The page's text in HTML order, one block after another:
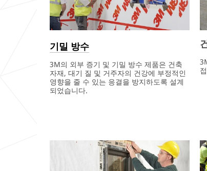
기밀 방수
3M의 외부 증기 및 기밀 방수 제품은 건축
자재, 대기 질 및 거주자의 건강에 부정적인
영향을 줄 수 있는 응결을 방지하도록 설계
되었습니다.